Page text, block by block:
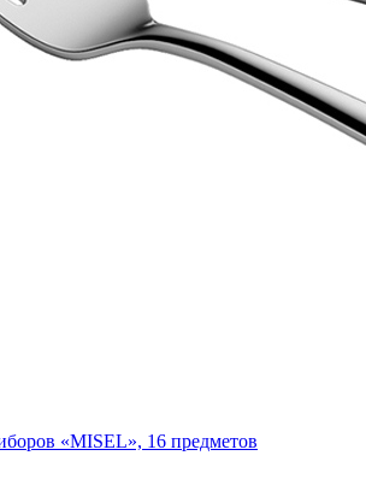
«MISEL», 16 предметов